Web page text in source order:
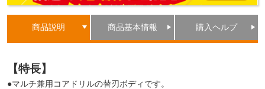
商品説明 商品基本情報 購入ヘルプ
【特長】
●マルチ兼用コアドリルの替刃ボディです。